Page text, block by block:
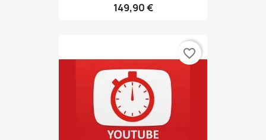
149,90 €
favorite_border